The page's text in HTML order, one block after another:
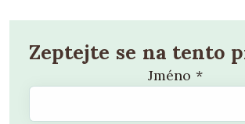
Zeptejte se na tento
Jméno *